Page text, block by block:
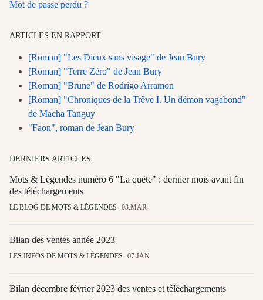
Mot de passe perdu ?
ARTICLES EN RAPPORT
[Roman] "Les Dieux sans visage" de Jean Bury
[Roman] "Terre Zéro" de Jean Bury
[Roman] "Brune" de Rodrigo Arramon
[Roman] "Chroniques de la Trêve I. Un démon vagabond"
de Macha Tanguy
"Faon", roman de Jean Bury
DERNIERS ARTICLES
Mots & Légendes numéro 6 "La quête" : dernier mois avant fin
des téléchargements
LE BLOG DE MOTS & LÉGENDES 03.MAR
Bilan des ventes année 2023
LES INFOS DE MOTS & LÉGENDES 07.JAN
Bilan décembre février 2023 des ventes et téléchargements